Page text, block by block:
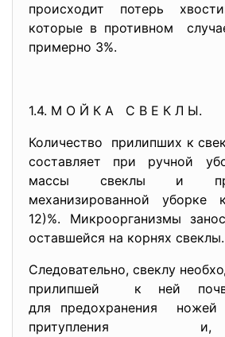
происходит потерь
которые в противном
примерно 3%.
1.4. М О Й К А С В Е К Л Ы.
Количество прилипших к
составляет при ручной
массы свеклы и
механизированной уборке
12)%. Микроорганизмы
оставшейся на корнях свеклы.
Следовательно, свеклу
прилипшей к ней
для предохранения
притупления и,